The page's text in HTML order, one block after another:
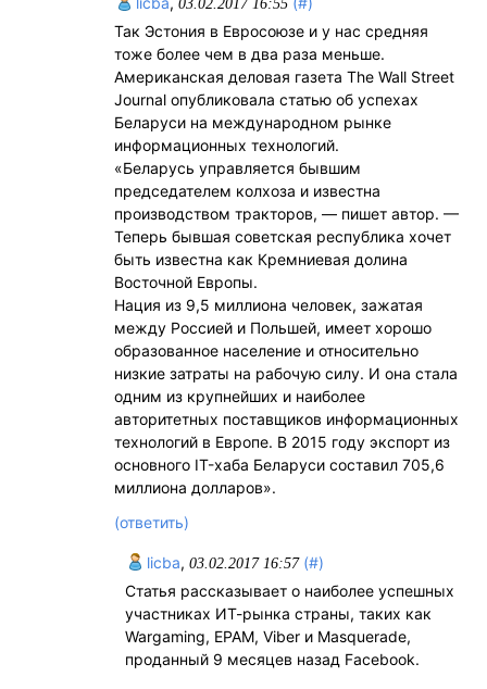
03.02.2017 16:55
Так Эстония в Евросоюзе и у нас средняя
тоже более чем в два раза меньше.
Американская деловая газета The Wall Street
Journal опубликовала статью об успехах
Беларуси на международном рынке
информационных технологий.
«Беларусь управляется бывшим
председателем колхоза и известна
производством тракторов, — пишет автор. —
Теперь бывшая советская республика хочет
быть известна как Кремниевая долина
Восточной Европы.
Нация из 9,5 миллиона человек, зажатая
между Россией и Польшей, имеет хорошо
образованное население и относительно
низкие затраты на рабочую силу. И она стала
одним из крупнейших и наиболее
авторитетных поставщиков информационных
технологий в Европе. В 2015 году экспорт из
основного IT-хаба Беларуси составил 705,6
миллиона долларов».
(ответить)
licba,03.02.2017 16:57 (#)
Статья рассказывает о наиболее успешных
участниках ИТ-рынка страны, таких как
Wargaming, EPAM, Viber и Masquerade,
проданный 9 месяцев назад Facebook.